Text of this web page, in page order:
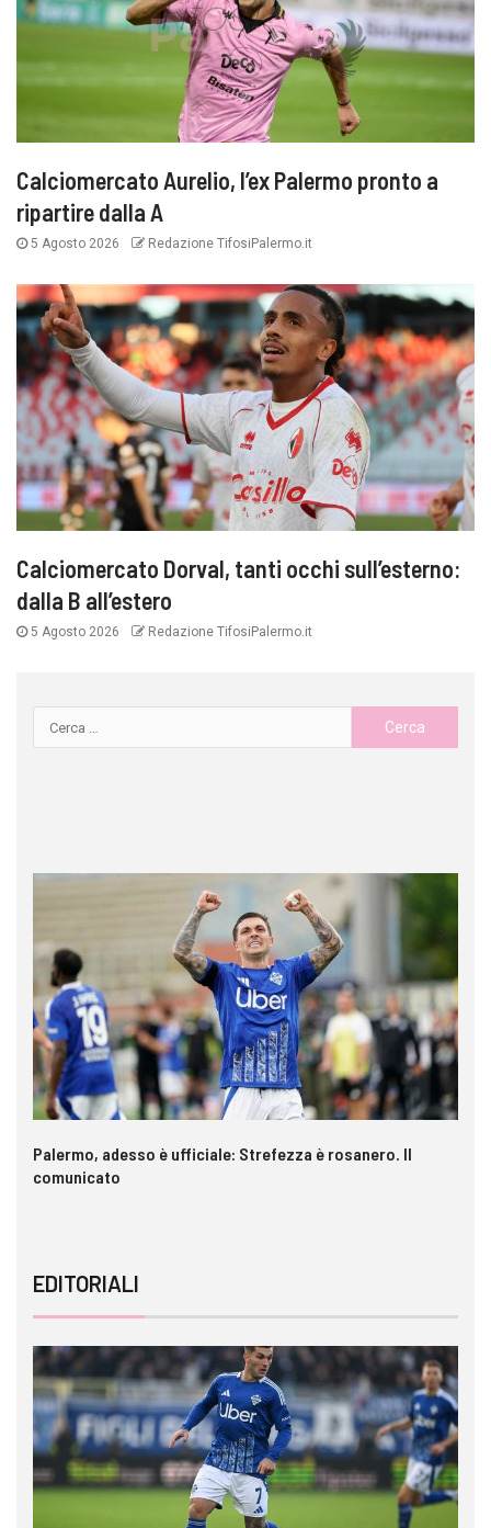
Calciomercato Aurelio, l’ex Palermo pronto a
ripartire dalla A
5 Agosto 2026 Redazione TifosiPalermo.it
Calciomercato Dorval, tanti occhi sull’esterno:
dalla B all’estero
5 Agosto 2026 Redazione TifosiPalermo.it
Palermo, adesso è ufficiale: Strefezza è rosanero. Il
comunicato
EDITORIALI